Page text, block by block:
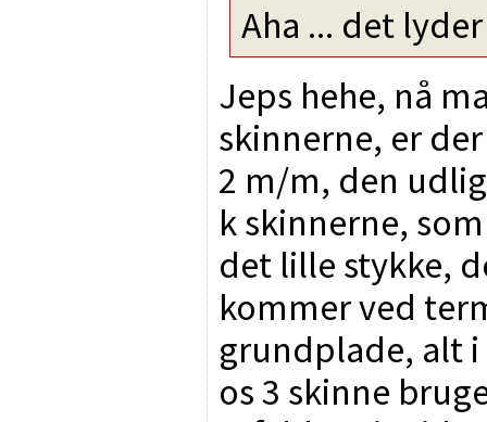
Aha ... det
Jeps hehe, nå
skinnerne, er
2 m/m, den
k skinnerne,
det lille stykke,
kommer ved
grundplade, alt
os 3 skinne